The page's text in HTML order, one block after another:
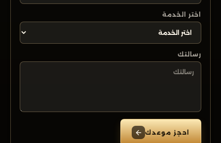
اختر الخدمة
رسالتك
احجز موعدك